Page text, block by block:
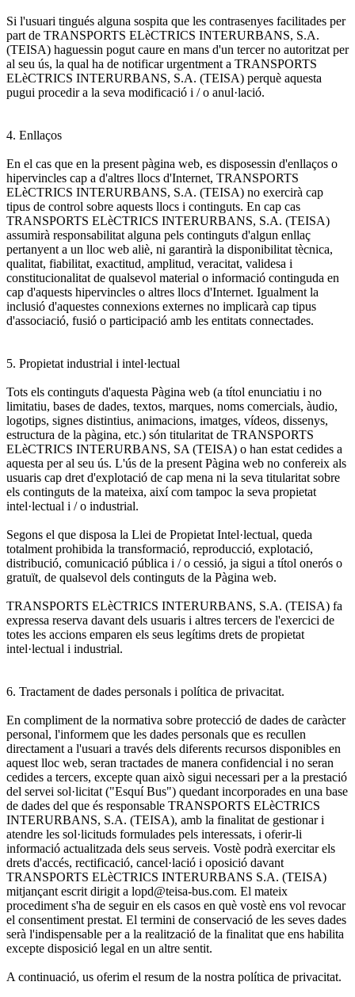
Si l'usuari tingués alguna sospita que les contrasenyes facilitades per
part de TRANSPORTS ELèCTRICS INTERURBANS, S.A.
(TEISA) haguessin pogut caure en mans d'un tercer no autoritzat per
al seu ús, la qual ha de notificar urgentment a TRANSPORTS
ELèCTRICS INTERURBANS, S.A. (TEISA) perquè aquesta
pugui procedir a la seva modificació i / o anul·lació.
4. Enllaços
En el cas que en la present pàgina web, es disposessin d'enllaços o
hipervincles cap a d'altres llocs d'Internet, TRANSPORTS
ELèCTRICS INTERURBANS, S.A. (TEISA) no exercirà cap
tipus de control sobre aquests llocs i continguts. En cap cas
TRANSPORTS ELèCTRICS INTERURBANS, S.A. (TEISA)
assumirà responsabilitat alguna pels continguts d'algun enllaç
pertanyent a un lloc web aliè, ni garantirà la disponibilitat tècnica,
qualitat, fiabilitat, exactitud, amplitud, veracitat, validesa i
constitucionalitat de qualsevol material o informació continguda en
cap d'aquests hipervincles o altres llocs d'Internet. Igualment la
inclusió d'aquestes connexions externes no implicarà cap tipus
d'associació, fusió o participació amb les entitats connectades.
5. Propietat industrial i intel·lectual
Tots els continguts d'aquesta Pàgina web (a títol enunciatiu i no
limitatiu, bases de dades, textos, marques, noms comercials, àudio,
logotips, signes distintius, animacions, imatges, vídeos, dissenys,
estructura de la pàgina, etc.) són titularitat de TRANSPORTS
ELèCTRICS INTERURBANS, SA (TEISA) o han estat cedides a
aquesta per al seu ús. L'ús de la present Pàgina web no confereix als
usuaris cap dret d'explotació de cap mena ni la seva titularitat sobre
els continguts de la mateixa, així com tampoc la seva propietat
intel·lectual i / o industrial.
Segons el que disposa la Llei de Propietat Intel·lectual, queda
totalment prohibida la transformació, reproducció, explotació,
distribució, comunicació pública i / o cessió, ja sigui a títol onerós o
gratuït, de qualsevol dels continguts de la Pàgina web.
TRANSPORTS ELèCTRICS INTERURBANS, S.A. (TEISA) fa
expressa reserva davant dels usuaris i altres tercers de l'exercici de
totes les accions emparen els seus legítims drets de propietat
intel·lectual i industrial.
6. Tractament de dades personals i política de privacitat.
En compliment de la normativa sobre protecció de dades de caràcter
personal, l'informem que les dades personals que es recullen
directament a l'usuari a través dels diferents recursos disponibles en
aquest lloc web, seran tractades de manera confidencial i no seran
cedides a tercers, excepte quan això sigui necessari per a la prestació
del servei sol·licitat ("Esquí Bus") quedant incorporades en una base
de dades del que és responsable TRANSPORTS ELèCTRICS
INTERURBANS, S.A. (TEISA), amb la finalitat de gestionar i
atendre les sol·licituds formulades pels interessats, i oferir-li
informació actualitzada dels seus serveis. Vostè podrà exercitar els
drets d'accés, rectificació, cancel·lació i oposició davant
TRANSPORTS ELèCTRICS INTERURBANS S.A. (TEISA)
mitjançant escrit dirigit a lopd@teisa-bus.com. El mateix
procediment s'ha de seguir en els casos en què vostè ens vol revocar
el consentiment prestat. El termini de conservació de les seves dades
serà l'indispensable per a la realització de la finalitat que ens habilita
excepte disposició legal en un altre sentit.
A continuació, us oferim el resum de la nostra política de privacitat.